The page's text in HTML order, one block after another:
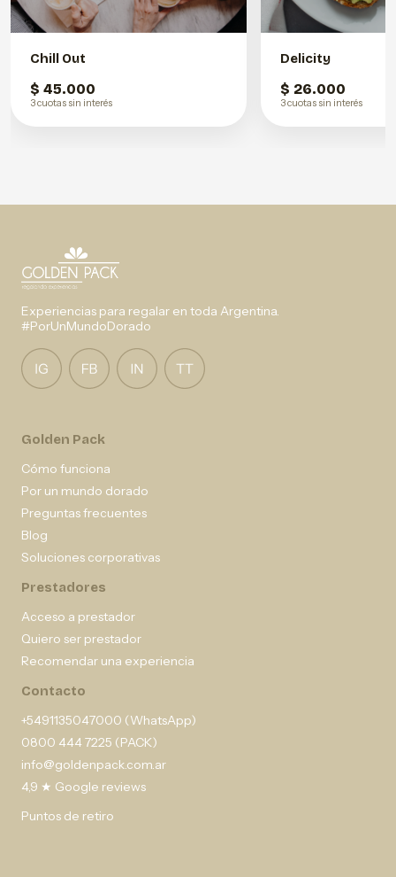
Chill Out
$ 45.000
3 cuotas sin interés
Delicity
$ 26.000
3 cuotas sin interés
Experiencias para regalar en toda Argentina.
#PorUnMundoDorado
Golden Pack
Cómo funciona
Por un mundo dorado
Preguntas frecuentes
Blog
Soluciones corporativas
Prestadores
Acceso a prestador
Quiero ser prestador
Recomendar una experiencia
Contacto
+5491135047000 (WhatsApp)
0800 444 7225 (PACK)
info@goldenpack.com.ar
4,9 ★ Google reviews
Puntos de retiro